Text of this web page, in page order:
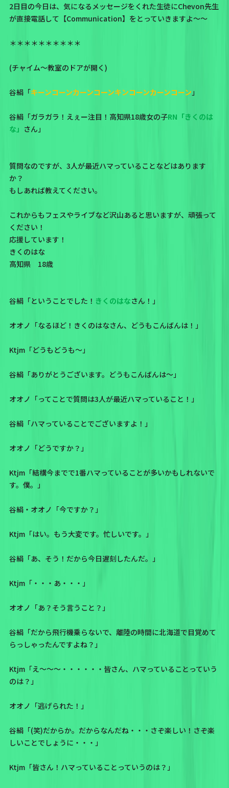
2日目の今日は、気になるメッセージをくれた生徒にChevon先生
が直接電話して【Communication】をとっていきますよ～～
＊＊＊＊＊＊＊＊＊＊
(チャイム〜教室のドアが開く)
谷絹「キーンコーンカーンコーンキンコーンカーンコーン 」
谷絹「ガラガラ！えぇー注目！高知県18歳女の子RN「きくのは
な」 さん」
質問なのですが、3人が最近ハマっていることなどはあります
か？
もしあれば教えてください。
これからもフェスやライブなど沢山あると思いますが、頑張って
ください！
応援しています！
きくのはな
高知県 18歳
谷絹「ということでした！ きくのはなさん！」
オオノ「なるほど！きくのはなさん、どうもこんばんは！」
Ktjm「どうもどうも～」
谷絹「ありがとうございます。どうもこんばんは～」
オオノ「ってことで質問は3人が最近ハマっていること！」
谷絹「ハマっていることでございますよ！」
オオノ「どうですか？」
Ktjm「結構今までで1番ハマっていることが多いかもしれないで
す。僕。」
谷絹・オオノ「今ですか？」
Ktjm「はい。もう大変です。忙しいです。」
谷絹「あ、そう！だから今日遅刻したんだ。」
Ktjm「・・・あ・・・」
オオノ「あ？そう言うこと？」
谷絹「だから飛行機乗らないで、離陸の時間に北海道で目覚めて
らっしゃったんですよね？」
Ktjm「え～～～・・・・・・皆さん、ハマっていることっていう
のは？」
オオノ「逃げられた！」
谷絹「(笑)だからか。だからなんだね・・・さぞ楽しい！さぞ楽
しいことでしょうに・・・」
Ktjm「皆さん！ハマっていることっていうのは？」